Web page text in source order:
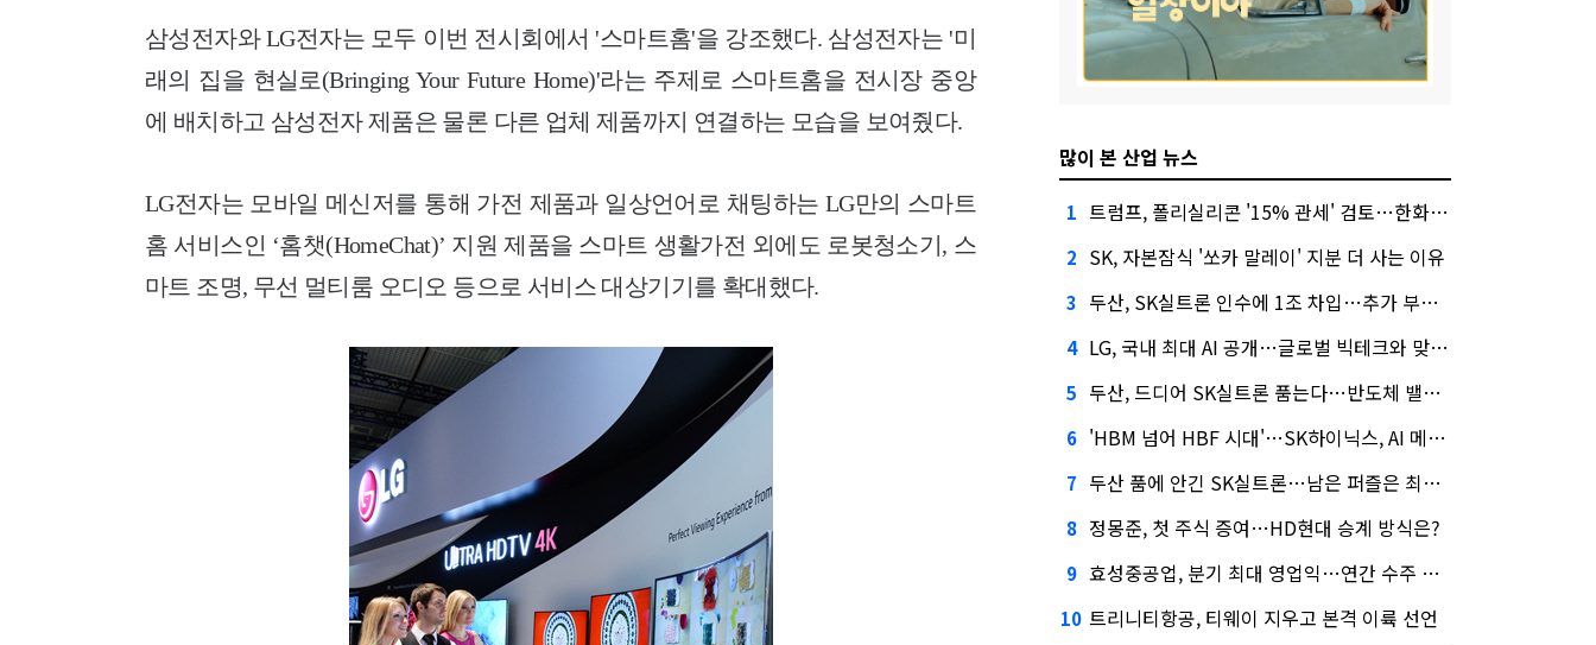
삼성전자와 LG전자는 모두 이번 전시회에서 '스마트홈'을 강조했다. 삼성전자는 '미
래의 집을 현실로(Bringing Your Future Home)'라는 주제로 스마트홈을 전시장 중앙
에 배치하고 삼성전자 제품은 물론 다른 업체 제품까지 연결하는 모습을 보여줬다.
LG전자는 모바일 메신저를 통해 가전 제품과 일상언어로 채팅하는 LG만의 스마트
홈 서비스인 ‘홈챗(HomeChat)’ 지원 제품을 스마트 생활가전 외에도 로봇청소기, 스
마트 조명, 무선 멀티룸 오디오 등으로 서비스 대상기기를 확대했다.
많이 본 산업 뉴스
1 트럼프, 폴리실리콘 '15% 관세' 검토…한화큐셀·OCI 영향은?
2 SK, 자본잠식 '쏘카 말레이' 지분 더 사는 이유
3 두산, SK실트론 인수에 1조 차입…추가 부담은?
4 LG, 국내 최대 AI 공개…글로벌 빅테크와 맞붙는다
5 두산, 드디어 SK실트론 품는다…반도체 밸류체인 위상 강화
6 'HBM 넘어 HBF 시대'…SK하이닉스, AI 메모리 표준 선점 나섰다
7 두산 품에 안긴 SK실트론…남은 퍼즐은 최태원 지분 29.4%
8 정몽준, 첫 주식 증여…HD현대 승계 방식은?
9 효성중공업, 분기 최대 영업익…연간 수주 목표 12조로
10 트리니티항공, 티웨이 지우고 본격 이륙 선언